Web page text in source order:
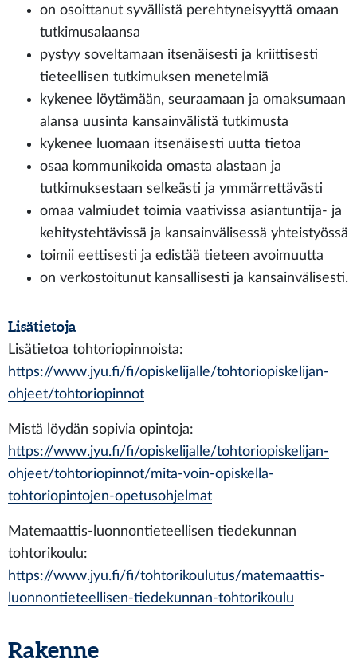
on osoittanut syvällistä perehtyneisyyttä omaan
tutkimusalaansa
pystyy soveltamaan itsenäisesti ja kriittisesti
tieteellisen tutkimuksen menetelmiä
kykenee löytämään, seuraamaan ja omaksumaan
alansa uusinta kansainvälistä tutkimusta
kykenee luomaan itsenäisesti uutta tietoa
osaa kommunikoida omasta alastaan ja
tutkimuksestaan selkeästi ja ymmärrettävästi
omaa valmiudet toimia vaativissa asiantuntija- ja
kehitystehtävissä ja kansainvälisessä yhteistyössä
toimii eettisesti ja edistää tieteen avoimuutta
on verkostoitunut kansallisesti ja kansainvälisesti.
Lisätietoja
Lisätietoa tohtoriopinnoista:
https://www.jyu.fi/fi/opiskelijalle/tohtoriopiskelijan-
ohjeet/tohtoriopinnot
Mistä löydän sopivia opintoja:
https://www.jyu.fi/fi/opiskelijalle/tohtoriopiskelijan-
ohjeet/tohtoriopinnot/mita-voin-opiskella-
tohtoriopintojen-opetusohjelmat
Matemaattis-luonnontieteellisen tiedekunnan
tohtorikoulu:
https://www.jyu.fi/fi/tohtorikoulutus/matemaattis-
luonnontieteellisen-tiedekunnan-tohtorikoulu
Rakenne